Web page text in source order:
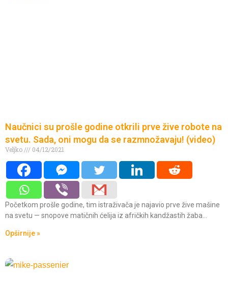
Naučnici su prošle godine otkrili prve žive robote na
svetu. Sada, oni mogu da se razmnožavaju! (video)
Veljko 04/12/2021
Početkom prošle godine, tim istraživača je najavio prve žive mašine
na svetu — snopove matičnih ćelija iz afričkih kandžastih žaba…
Opširnije »